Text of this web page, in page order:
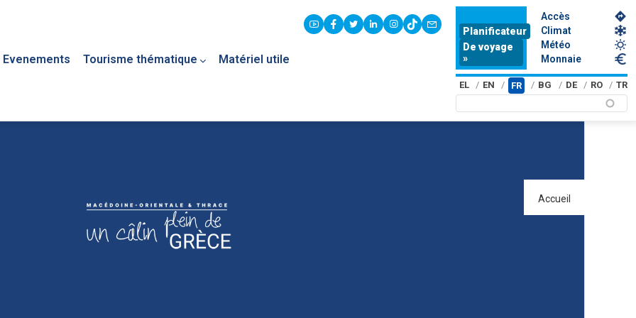
Evenements Tourisme thématique Matériel utile
youtubefacebook
twitterlinkedininstagram
tiktokcontact
Planificateur
De voyage
»
Accès
Climat
Météo
Monnaie
EL EN FR BG DE RO TR
Accueil